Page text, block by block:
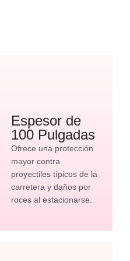
Espesor de
100 Pulgadas
Ofrece una protección
mayor contra
proyectiles típicos de la
carretera y daños por
roces al estacionarse.